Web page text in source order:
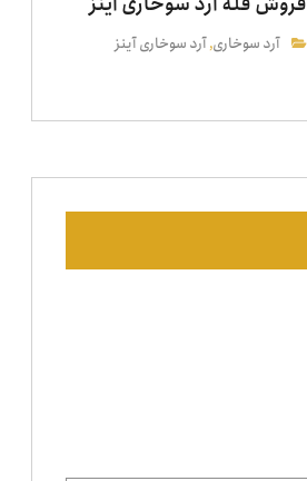
آرد سوخاری,آرد سوخاری آینز